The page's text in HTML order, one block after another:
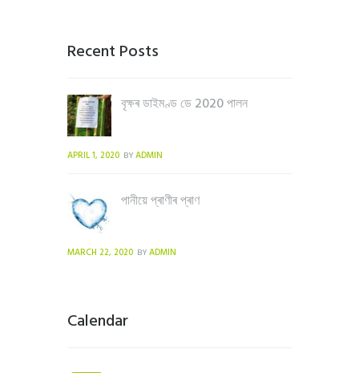
Recent Posts
বৃক্ষৰ ডাইমণ্ড ডে 2020 পালন
APRIL 1, 2020 BY ADMIN
পানীয়ে প্ৰাণীৰ প্ৰাণ
MARCH 22, 2020 BY ADMIN
Calendar